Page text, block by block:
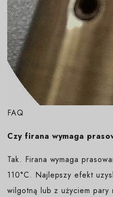
FAQ
Czy firana wymaga
Tak. Firana wymaga
110°C. Najlepszy efekt
wilgotną lub z użyciem pary